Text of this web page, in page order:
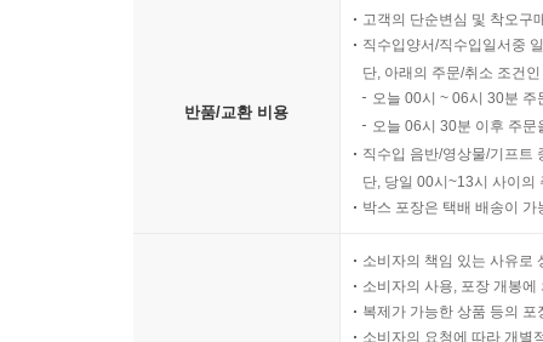
반품/교환 비용
고객의 단순변심 및 착오구
직수입양서/직수입일서중
단, 아래의 주문/취소 조건
오늘 00시 ~ 06시 30분
오늘 06시 30분 이후 주
직수입 음반/영상물/기프트
단, 당일 00시~13시 사이의
박스 포장은 택배 배송이
소비자의 책임 있는 사유로
소비자의 사용, 포장 개봉
복제가 가능한 상품 등의
소비자의 요청에 따라 개별